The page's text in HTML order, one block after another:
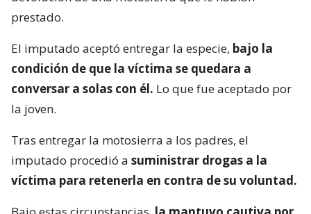
prestado.
El imputado aceptó entregar la especie, bajo la
condición de que la víctima se quedara a
conversar a solas con él. Lo que fue aceptado por
la joven.
Tras entregar la motosierra a los padres, el
imputado procedió a suministrar drogas a la
víctima para retenerla en contra de su voluntad.